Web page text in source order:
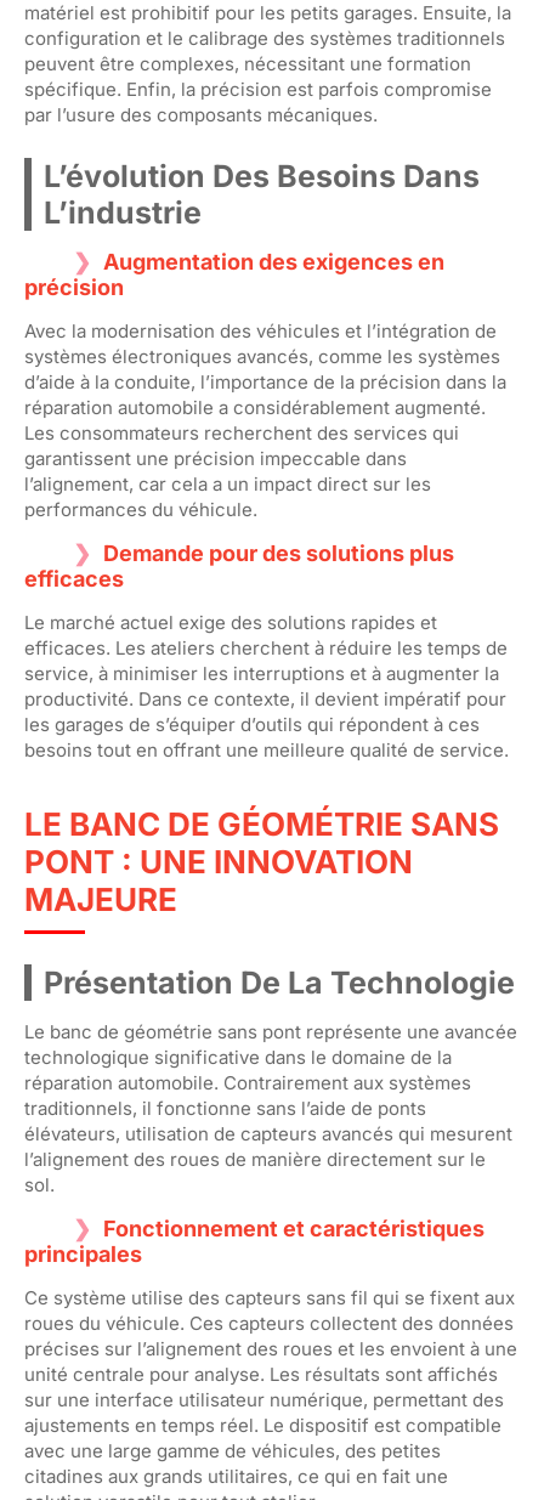
matériel est prohibitif pour les petits garages. Ensuite, la
configuration et le calibrage des systèmes traditionnels
peuvent être complexes, nécessitant une formation
spécifique. Enfin, la précision est parfois compromise
par l’usure des composants mécaniques.
L’évolution Des Besoins Dans
L’industrie
Augmentation des exigences en
précision
Avec la modernisation des véhicules et l’intégration de
systèmes électroniques avancés, comme les systèmes
d’aide à la conduite, l’importance de la précision dans la
réparation automobile a considérablement augmenté.
Les consommateurs recherchent des services qui
garantissent une précision impeccable dans
l’alignement, car cela a un impact direct sur les
performances du véhicule.
Demande pour des solutions plus
efficaces
Le marché actuel exige des solutions rapides et
efficaces. Les ateliers cherchent à réduire les temps de
service, à minimiser les interruptions et à augmenter la
productivité. Dans ce contexte, il devient impératif pour
les garages de s’équiper d’outils qui répondent à ces
besoins tout en offrant une meilleure qualité de service.
LE BANC DE GÉOMÉTRIE SANS
PONT : UNE INNOVATION
MAJEURE
Présentation De La Technologie
Le banc de géométrie sans pont représente une avancée
technologique significative dans le domaine de la
réparation automobile. Contrairement aux systèmes
traditionnels, il fonctionne sans l’aide de ponts
élévateurs, utilisation de capteurs avancés qui mesurent
l’alignement des roues de manière directement sur le
sol.
Fonctionnement et caractéristiques
principales
Ce système utilise des capteurs sans fil qui se fixent aux
roues du véhicule. Ces capteurs collectent des données
précises sur l’alignement des roues et les envoient à une
unité centrale pour analyse. Les résultats sont affichés
sur une interface utilisateur numérique, permettant des
ajustements en temps réel. Le dispositif est compatible
avec une large gamme de véhicules, des petites
citadines aux grands utilitaires, ce qui en fait une